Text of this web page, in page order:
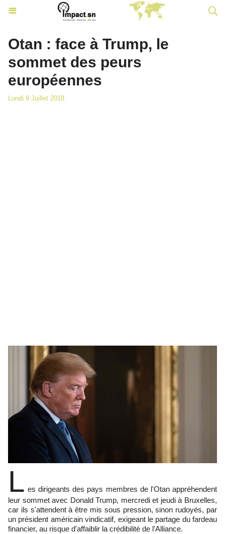
Otan : face à Trump, le
sommet des peurs
européennes
Lundi 9 Juillet 2018
L es dirigeants des pays membres de l'Otan appréhendent
leur sommet avec Donald Trump, mercredi et jeudi à Bruxelles,
car ils s'attendent à être mis sous pression, sinon rudoyés, par
un président américain vindicatif, exigeant le partage du fardeau
financier, au risque d'affaiblir la crédibilité de l'Alliance.